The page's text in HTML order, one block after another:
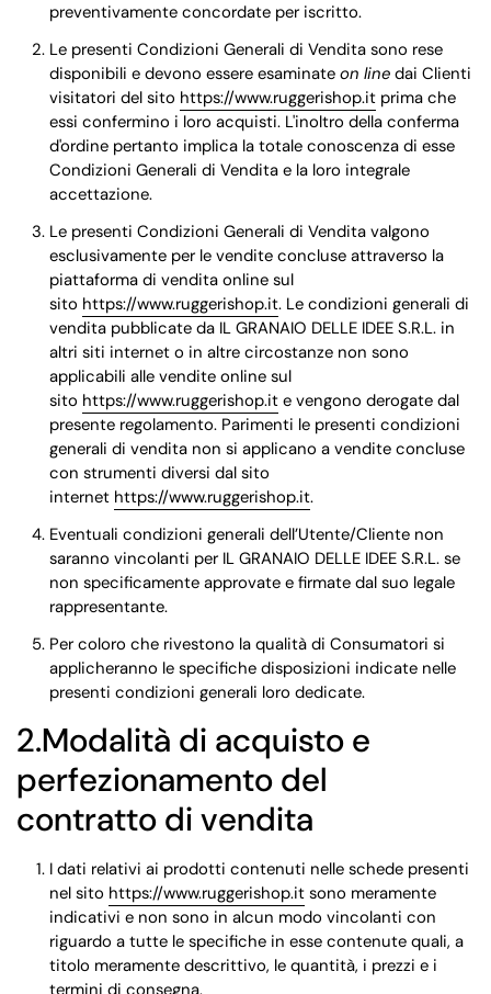
preventivamente concordate per iscritto.
Le presenti Condizioni Generali di Vendita sono rese
disponibili e devono essere esaminate on line dai Clienti
visitatori del sito https://www.ruggerishop.it prima che
essi confermino i loro acquisti. L'inoltro della conferma
d'ordine pertanto implica la totale conoscenza di esse
Condizioni Generali di Vendita e la loro integrale
accettazione.
Le presenti Condizioni Generali di Vendita valgono
esclusivamente per le vendite concluse attraverso la
piattaforma di vendita online sul
sito https://www.ruggerishop.it. Le condizioni generali di
vendita pubblicate da IL GRANAIO DELLE IDEE S.R.L. in
altri siti internet o in altre circostanze non sono
applicabili alle vendite online sul
sito https://www.ruggerishop.it e vengono derogate dal
presente regolamento. Parimenti le presenti condizioni
generali di vendita non si applicano a vendite concluse
con strumenti diversi dal sito
internet https://www.ruggerishop.it.
Eventuali condizioni generali dell’Utente/Cliente non
saranno vincolanti per IL GRANAIO DELLE IDEE S.R.L. se
non specificamente approvate e firmate dal suo legale
rappresentante.
Per coloro che rivestono la qualità di Consumatori si
applicheranno le specifiche disposizioni indicate nelle
presenti condizioni generali loro dedicate.
2.Modalità di acquisto e
perfezionamento del
contratto di vendita
I dati relativi ai prodotti contenuti nelle schede presenti
nel sito https://www.ruggerishop.it sono meramente
indicativi e non sono in alcun modo vincolanti con
riguardo a tutte le specifiche in esse contenute quali, a
titolo meramente descrittivo, le quantità, i prezzi e i
termini di consegna.